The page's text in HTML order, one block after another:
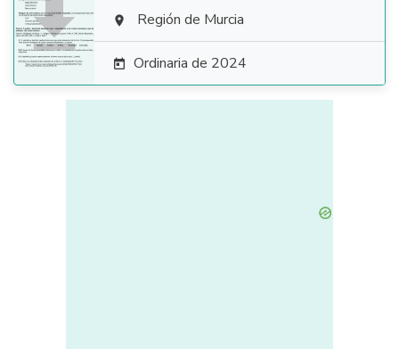
  Región de Murcia
 Ordinaria de 2024